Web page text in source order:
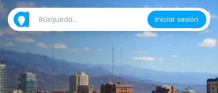
Iniciar sesión